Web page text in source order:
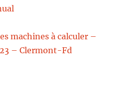
machines à calculer –
– Clermont-Fd